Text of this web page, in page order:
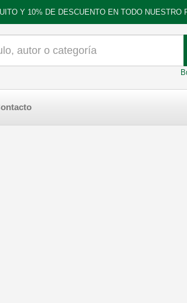
Y 10% DE DESCUENTO EN TODO NUESTRO